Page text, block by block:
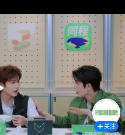
关注